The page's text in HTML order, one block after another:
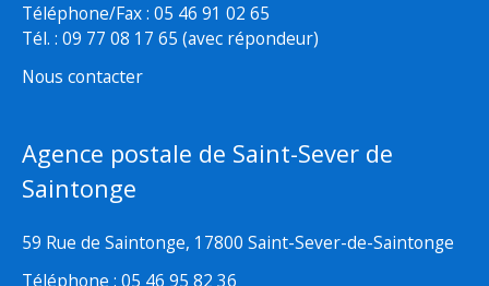
Téléphone/Fax : 05 46 91 02 65
Tél. : 09 77 08 17 65 (avec répondeur)
Nous contacter
Agence postale de Saint-Sever de
Saintonge
59 Rue de Saintonge, 17800 Saint-Sever-de-Saintonge
Téléphone : 05 46 95 82 36